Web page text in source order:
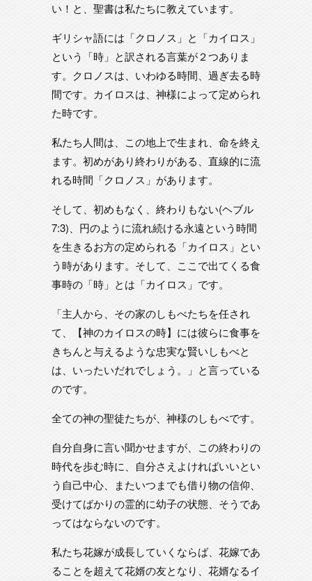
い！と、聖書は私たちに教えています。
ギリシャ語には「クロノス」と「カイロス」
という「時」と訳される言葉が２つありま
す。クロノスは、いわゆる時間、過ぎ去る時
間です。カイロスは、神様によって定められ
た時です。
私たち人間は、この地上で生まれ、命を終え
ます。初めがあり終わりがある、直線的に流
れる時間「クロノス」があります。
そして、初めもなく、終わりもない(ヘブル
7:3)、円のように流れ続ける永遠という時間
を生きるお方の定められる「カイロス」とい
う時があります。そして、ここで出てくる食
事時の「時」とは「カイロス」です。
「主人から、その家のしもべたちを任され
て、【神のカイロスの時】には彼らに食事を
きちんと与えるような忠実な賢いしもべと
は、いったいだれでしょう。」と言っている
のです。
全ての神の聖徒たちが、神様のしもべです。
自分自身に言い聞かせますが、この終わりの
時代を歩む時に、自分さえよければいいとい
う自己中心、またいつまでも借り物の信仰、
受けてばかりの霊的に幼子の状態、そうであ
ってはならないのです。
私たち花嫁が成長していくならば、花嫁であ
ることを超えて花婿の友となり、花婿なるイ